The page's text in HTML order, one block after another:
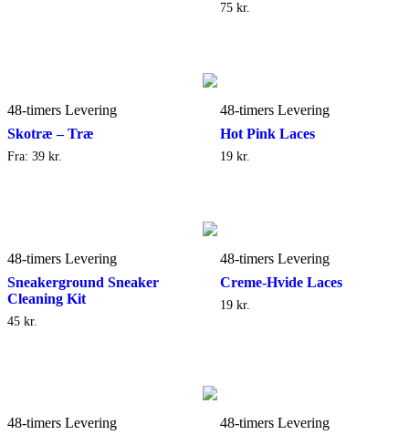
75 kr.
48-timers Levering
Skotræ – Træ
Fra: 39 kr.
48-timers Levering
Hot Pink Laces
19 kr.
48-timers Levering
Sneakerground Sneaker
Cleaning Kit
45 kr.
48-timers Levering
Creme-Hvide Laces
19 kr.
48-timers Levering 48-timers Levering